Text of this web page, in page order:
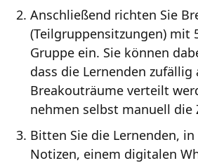
Anschließend richten Sie
(Teilgruppensitzungen) mit
Gruppe ein. Sie können
dass die Lernenden zufällig
Breakouträume verteilt
nehmen selbst manuell die
Bitten Sie die Lernenden,
Notizen, einem digitalen